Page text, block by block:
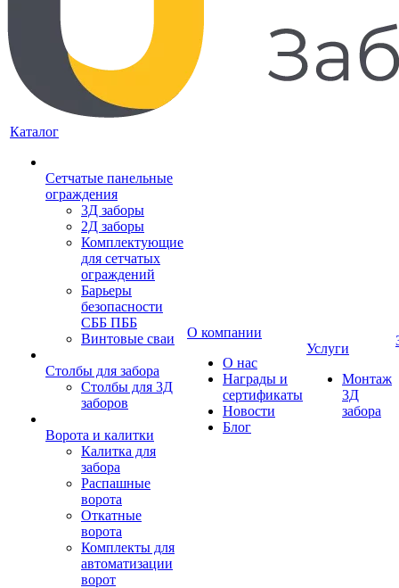
Каталог
Сетчатые панельные
ограждения
3Д заборы
2Д заборы
Комплектующие
для сетчатых
ограждений
Барьеры
безопасности
СББ ПББ
Винтовые сваи
Столбы для забора
Столбы для 3Д
заборов
Ворота и калитки
Калитка для
забора
Распашные
ворота
Откатные
ворота
Комплекты для
автоматизации
ворот
О компании
О нас
Награды и
сертификаты
Новости
Блог
Услуги
Монтаж
3Д
забора